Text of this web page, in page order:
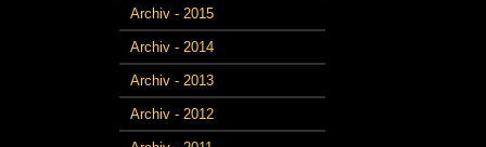
Archiv - 2015
Archiv - 2014
Archiv - 2013
Archiv - 2012